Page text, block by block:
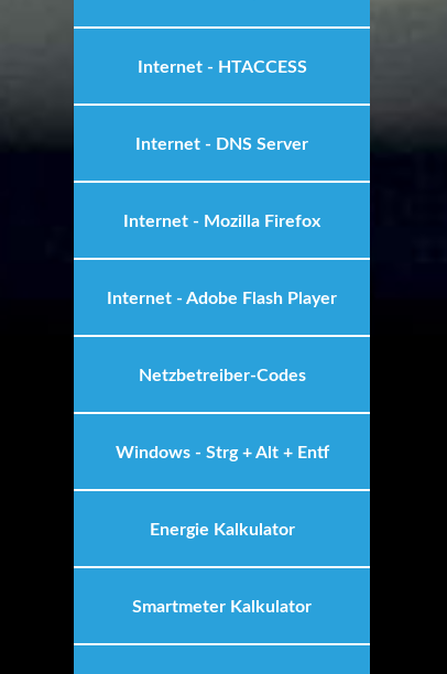
Internet - HTACCESS
Internet - DNS Server
Internet - Mozilla Firefox
Internet - Adobe Flash Player
Netzbetreiber-Codes
Windows - Strg + Alt + Entf
Energie Kalkulator
Smartmeter Kalkulator